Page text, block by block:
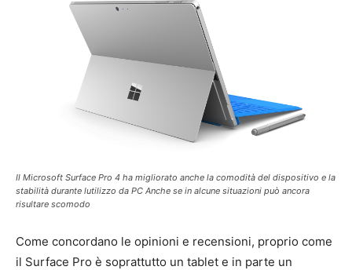
Il Microsoft Surface Pro 4 ha migliorato anche la comodità del dispositivo e la
stabilità durante lutilizzo da PC Anche se in alcune situazioni può ancora
risultare scomodo
Come concordano le opinioni e recensioni, proprio come
il Surface Pro è soprattutto un tablet e in parte un